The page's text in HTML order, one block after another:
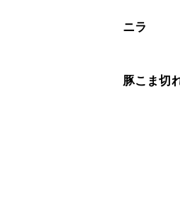
ニラ
豚こま切